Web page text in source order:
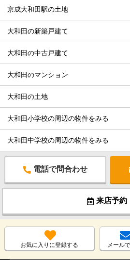
京成大和田駅の土地
大和田の新築戸建て
大和田の中古戸建て
大和田のマンション
大和田の土地
大和田小学校の周辺の物件をみる
大和田中学校の周辺の物件をみる
電話で問合わせ
来店予約
お気に入りに登録する メール